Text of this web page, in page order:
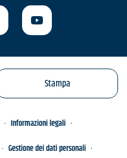
Stampa
Informazioni legali
Gestione dei dati personali